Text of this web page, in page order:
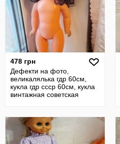
478 грн
Дефекти на фото,
великалялька гдр 60см,
кукла гдр ссср 60см, кукла
винтажная советская